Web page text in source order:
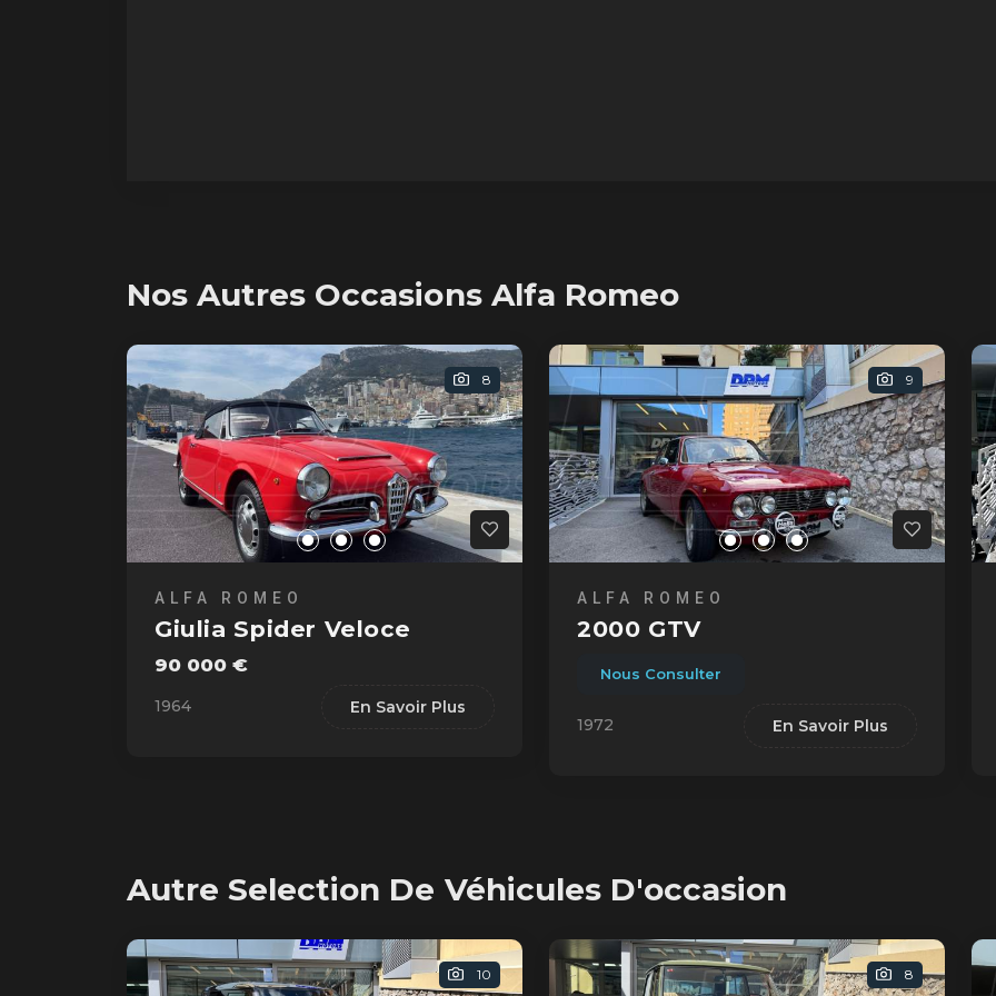
Nos Autres Occasions Alfa Romeo
8
ALFA ROMEO
Giulia Spider Veloce
90 000 €
1964 En Savoir Plus
9
ALFA ROMEO
2000 GTV
Nous Consulter
1972 En Savoir Plus
Autre Selection De Véhicules D'occasion
10 8